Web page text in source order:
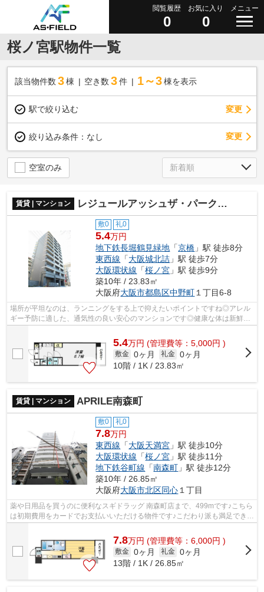
閲覧履歴
0
お気に入り
0
メニュー
桜ノ宮駅物件一覧
該当物件数 3棟 空き数 3 件 1～3 棟を表示
駅で絞り込む 変更
絞り込み条件： なし 変更
空室のみ
賃貸 | マンション レジュールアッシュザ・パークロント
敷0 礼0
5.4万円
地下鉄長堀鶴見緑地 「京橋 」駅 徒歩8分
東西線 「大阪城北詰 」駅 徒歩7分
大阪環状線 「桜ノ宮 」駅 徒歩9分
築10年 / 23.83㎡
大阪府大阪市都島区中野町１丁目6-8
場所が平坦なのは、ランニングをする上で抑えたいポイントですね◎アレル
ギー予防に適した、通気性の良い安心のマンションです◎健康な体は新鮮な
5.4万円 (管理費等：5,000円 )
敷金 0ヶ月 礼金 0ヶ月
10階 / 1K / 23.83㎡
賃貸 | マンション APRILE南森町
敷0 礼0
7.8万円
東西線 「大阪天満宮 」駅 徒歩10分
大阪環状線 「桜ノ宮 」駅 徒歩11分
地下鉄谷町線 「南森町 」駅 徒歩12分
築10年 / 26.85㎡
大阪府大阪市北区同心 １丁目
薬や日用品を買うのに便利なスギドラッグ 南森町店まで、499mです♪こちら
は初期費用をカードでお支払いいただける物件です♪こだわり派も満足できる
7.8万円 (管理費等：6,000円 )
敷金 0ヶ月 礼金 0ヶ月
13階 / 1K / 26.85㎡